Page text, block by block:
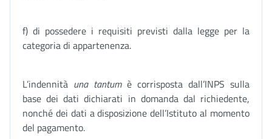
f) di possedere i requisiti previsti dalla legge per la
categoria di appartenenza.
L’indennità una tantum è corrisposta dall’INPS sulla
base dei dati dichiarati in domanda dal richiedente,
nonché dei dati a disposizione dell’Istituto al momento
del pagamento.